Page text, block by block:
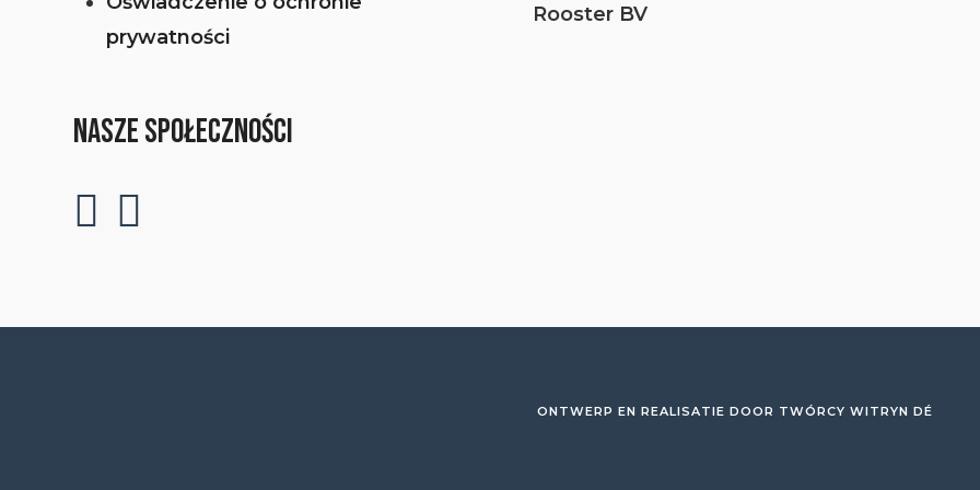
prywatności
NASZE SPOŁECZNOŚCI
Rooster BV
ONTWERP EN REALISATIE DOOR TWÓRCY WITRYN DÉ